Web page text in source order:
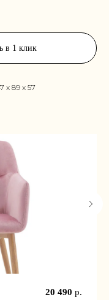
в 1 клик
x 89 x 57
20 490 р.